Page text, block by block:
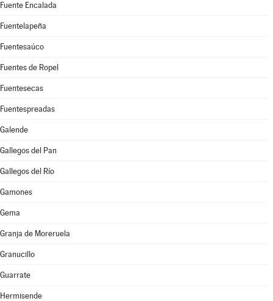
Fuente Encalada
Fuentelapeña
Fuentesaúco
Fuentes de Ropel
Fuentesecas
Fuentespreadas
Galende
Gallegos del Pan
Gallegos del Río
Gamones
Gema
Granja de Moreruela
Granucillo
Guarrate
Hermisende